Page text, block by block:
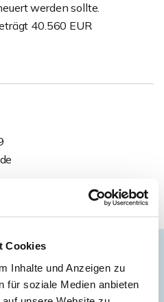
Cookies
Inhalte und Anzeigen zu
für soziale Medien anbieten
werden sollte.
40.560 EUR